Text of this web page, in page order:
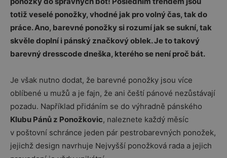
totiž veselé ponožky, vhodné jak pro volný čas, tak do
práce. Ano, barevné ponožky si rozumí jak se sukní, tak
skvěle doplní i pánský značkový oblek. Je to takový
barevný dresscode dneška, kterého se není proč bát.
Je však nutno dodat, že barevné ponožky jsou více
oblíbené u mužů a je fajn, že ani čeští pánové nezůstávají
pozadu. Například přidáním se do výhradně pánského
Klubu Pánů z Ponožkovic, naleznete každý měsíc
v poštovní schránce jeden pár pestrobarevných ponožek,
jejichž design navrhuje Nejvyšší ponožková rada a jejich